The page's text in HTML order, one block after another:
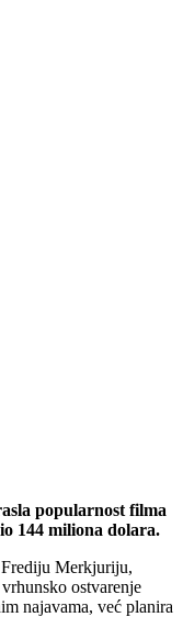
popularnost filma
144 miliona dolara.
Frediju Merkjuriju,
ostvarenje
najavama, već planira